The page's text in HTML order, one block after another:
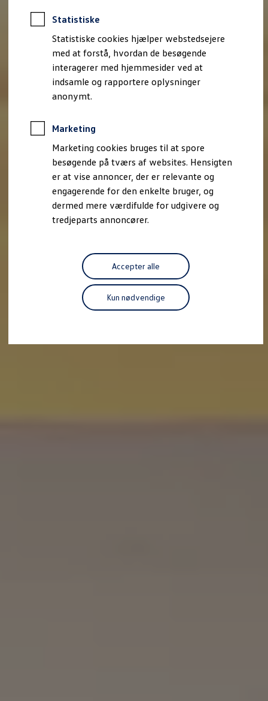
Statistiske
Statistiske cookies hjælper webstedsejere
med at forstå, hvordan de besøgende
interagerer med hjemmesider ved at
indsamle og rapportere oplysninger
anonymt.
Marketing
Marketing cookies bruges til at spore
besøgende på tværs af websites. Hensigten
er at vise annoncer, der er relevante og
engagerende for den enkelte bruger, og
dermed mere værdifulde for udgivere og
tredjeparts annoncører.
Accepter alle
Kun nødvendige
Ejere og services
Book tid på værkstedet
Service
Serviceabonnementer
Service 5+
Service på elbiler
Prismatch
Fordele ved autoriseret værksted
Brugbar information
Servicefordele
Digitale ekstrafunktioner
Se tjenesterne til din model
Volkswagen-apps, login og shop
Forbind mobiltelefonen med bilen
Opdateringer til software, kort og radio
Fleet Interface Data
MinVolkswagen
Digital instruktionsbog
Tilbehør
Fordele ved at vælge autoriseret værksted til din
Om Volkswagen
Nyheder
Tilmeld nyhedsbrev
Pressemeddelser
Kalenderbillede